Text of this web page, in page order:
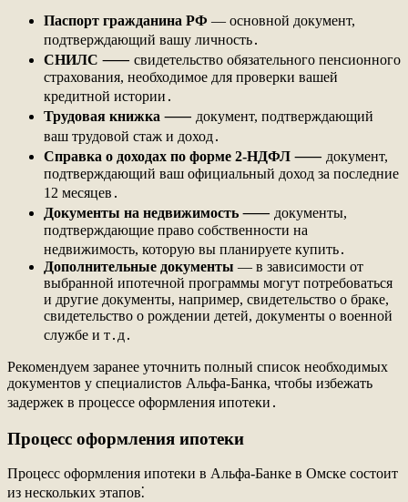
Паспорт гражданина РФ ― основной документ,
подтверждающий вашу личность․
СНИЛС ⸺ свидетельство обязательного пенсионного
страхования, необходимое для проверки вашей
кредитной истории․
Трудовая книжка ⸺ документ, подтверждающий
ваш трудовой стаж и доход․
Справка о доходах по форме 2-НДФЛ ⸺ документ,
подтверждающий ваш официальный доход за последние
12 месяцев․
Документы на недвижимость ⸺ документы,
подтверждающие право собственности на
недвижимость, которую вы планируете купить․
Дополнительные документы ― в зависимости от
выбранной ипотечной программы могут потребоваться
и другие документы, например, свидетельство о браке,
свидетельство о рождении детей, документы о военной
службе и т․д․
Рекомендуем заранее уточнить полный список необходимых
документов у специалистов Альфа-Банка, чтобы избежать
задержек в процессе оформления ипотеки․
Процесс оформления ипотеки
Процесс оформления ипотеки в Альфа-Банке в Омске состоит
из нескольких этапов⁚